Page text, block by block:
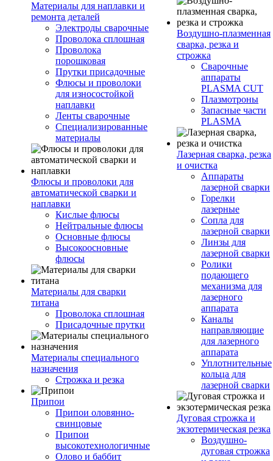
Материалы для наплавки и
ремонта деталей
Электроды сварочные
Проволока сплошная
Проволока
порошковая
Прутки присадочные
Флюсы и проволоки
для износостойкой
наплавки
Ленты сварочные
Специализированные
материалы
Флюсы и проволоки для
автоматической сварки и
наплавки
Кислые флюсы
Нейтральные флюсы
Основные флюсы
Высокоосновные
флюсы
Материалы для сварки
титана
Проволока сплошная
Присадочные прутки
Материалы специального
назначения
Строжка и резка
Припои
Припои оловянно-
свинцовые
Припои
высокотехнологичные
Олово и баббит
Воздушно-плазменная
сварка, резка и
строжка
Сварочные
аппараты
PLASMA CUT
Плазмотроны
Запасные части
PLASMA
Лазерная сварка, резка
и очистка
Аппараты
лазерной сварки
Горелки
лазерные
Сопла для
лазерной сварки
Линзы для
лазерной сварки
Ролики
подающего
механизма для
лазерного
аппарата
Каналы
направляющие
для лазерного
аппарата
Уплотнительные
кольца для
лазерной сварки
Дуговая строжка и
экзотермическая резка
Воздушно-
дуговая строжка